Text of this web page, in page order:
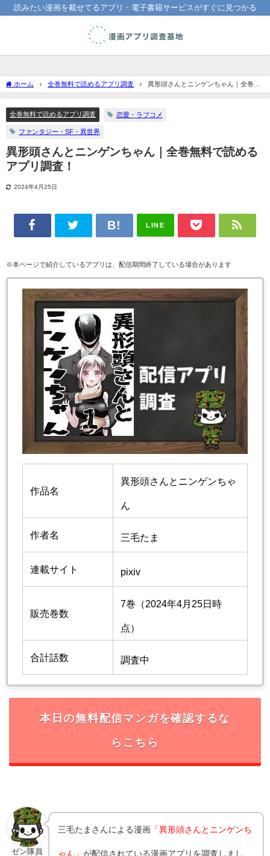
読みたい漫画を載せてるアプリ・電子書籍サービスがすぐに見つかる
ホーム 全巻無料で読めるアプリ調査
異形頭さんとニンゲンちゃん｜全巻無
料で読めるアプリ調査！
全巻無料で読めるアプリ調査 恋愛・ラブコメ
ファンタジー・SF・異世界
異形頭さんとニンゲンちゃん｜全巻無料で読める
アプリ調査！
2024年4月25日
LINE
※本ページで紹介しているアプリは、配信期間終了している場合があります
作品名
異形頭さんとニンゲンちゃ
ん
作者名 三毛たま
連載サイト pixiv
販売巻数
7巻（2024年4月25日時
点）
合計話数 調査中
本日の無料配信マンガを確認するな
らこちら
ゼン隊員
三毛たま さんによる漫画 「異形頭さんとニンゲンち
ゃん」が配信されている漫画アプリを調査しまし